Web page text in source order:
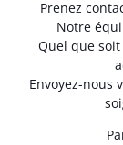
Prenez
Notre
Quel que
Envoyez-nous